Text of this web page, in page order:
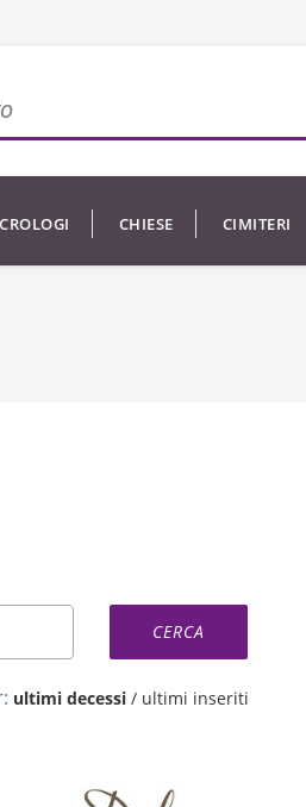
CHIESE CIMITERI
ultimi decessi/ ultimi inseriti